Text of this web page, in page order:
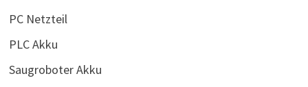
PC Netzteil
PLC Akku
Saugroboter Akku